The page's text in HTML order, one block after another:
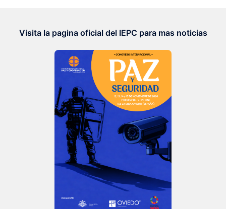
Visita la pagina oficial del IEPC para mas noticias